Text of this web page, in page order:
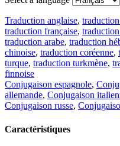
Traduction anglaise,
traduction française,
traduction arabe, traduction
chinoise, traduction coréenne,
turque, traduction turkmène,
finnoise
Conjugaison espagnole,
allemande, Conjugaison
Conjugaison russe,
Caractéristiques